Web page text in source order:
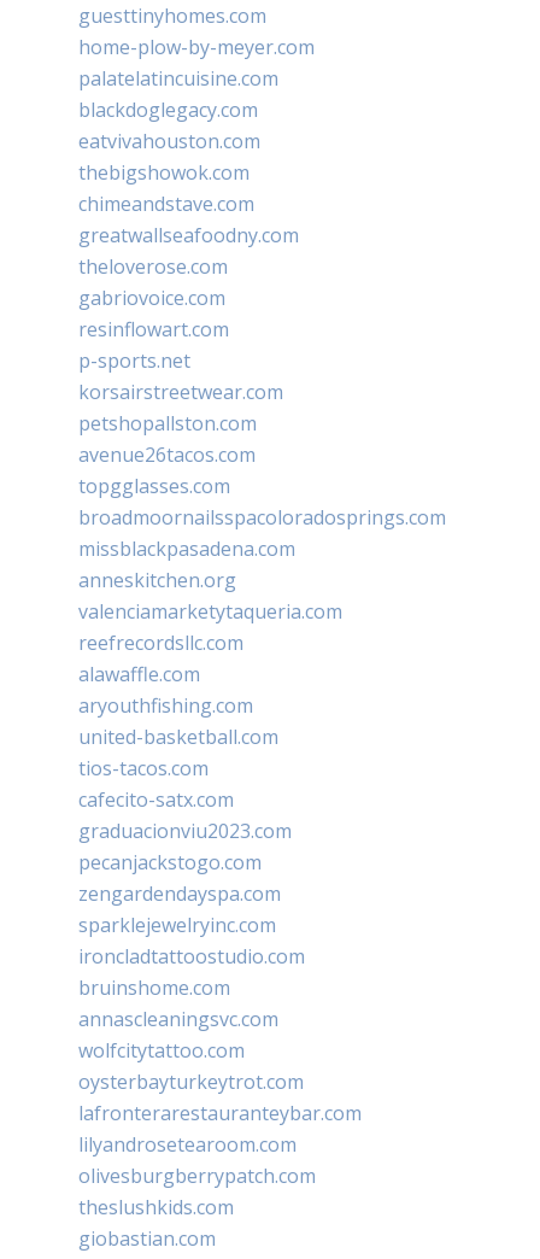
guesttinyhomes.com
home-plow-by-meyer.com
palatelatincuisine.com
blackdoglegacy.com
eatvivahouston.com
thebigshowok.com
chimeandstave.com
greatwallseafoodny.com
theloverose.com
gabriovoice.com
resinflowart.com
p-sports.net
korsairstreetwear.com
petshopallston.com
avenue26tacos.com
topgglasses.com
broadmoornailsspacoloradosprings.com
missblackpasadena.com
anneskitchen.org
valenciamarketytaqueria.com
reefrecordsllc.com
alawaffle.com
aryouthfishing.com
united-basketball.com
tios-tacos.com
cafecito-satx.com
graduacionviu2023.com
pecanjackstogo.com
zengardendayspa.com
sparklejewelryinc.com
ironcladtattoostudio.com
bruinshome.com
annascleaningsvc.com
wolfcitytattoo.com
oysterbayturkeytrot.com
lafronterarestauranteybar.com
lilyandrosetearoom.com
olivesburgberrypatch.com
theslushkids.com
giobastian.com